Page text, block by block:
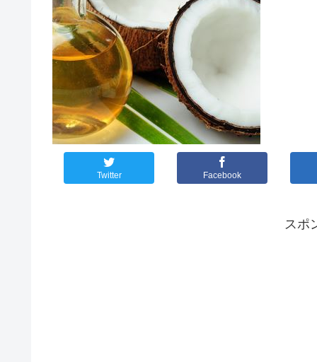
Twitter Facebook
スポ